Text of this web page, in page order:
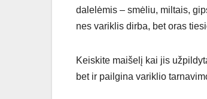
dalelėmis – smėliu, miltais,
nes variklis dirba, bet oras
Keiskite maišelį kai jis
bet ir pailgina variklio